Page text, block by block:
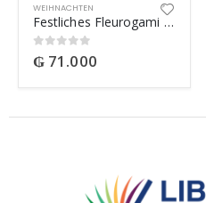
WEIHNACHTEN
Festliches Fleurogami – Elegante Christrosenfaltung
0out of 5
₲ 71.000